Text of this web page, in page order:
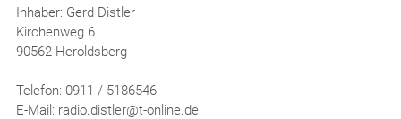
Inhaber: Gerd Distler
Kirchenweg 6
90562 Heroldsberg
Telefon: 0911 / 5186546
E-Mail: radio.distler@t-online.de